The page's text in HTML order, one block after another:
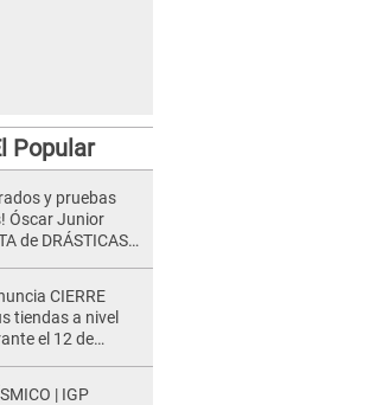
Popular
y pruebas
Óscar Junior
de DRÁSTICAS
CIERRE
tiendas a nivel
el 12 de
| IGP